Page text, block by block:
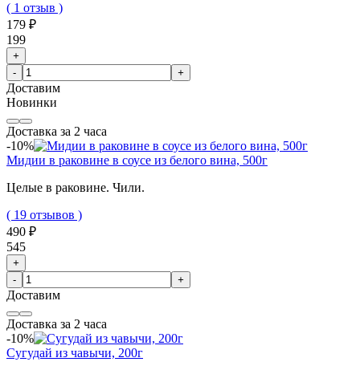
( 1 отзыв )
179 ₽
199
+
-
+
Доставим
Новинки
Доставка за 2 часа
-10%
Мидии в раковине в соусе из белого вина, 500г
Целые в раковине. Чили.
( 19 отзывов )
490 ₽
545
+
-
+
Доставим
Доставка за 2 часа
-10%
Сугудай из чавычи, 200г